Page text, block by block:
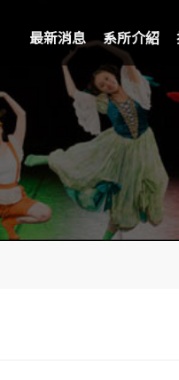
最新消息 系所介紹